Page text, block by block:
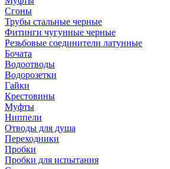
Сгоны
Трубы стальные черные
Фитинги чугунные черные
Резьбовые соединители латунные
Бочата
Водоотводы
Водорозетки
Гайки
Крестовины
Муфты
Ниппели
Отводы для душа
Переходники
Пробки
Пробки для испытания